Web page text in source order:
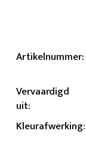
Artikelnummer:
Vervaardigd
uit:
Kleurafwerking: